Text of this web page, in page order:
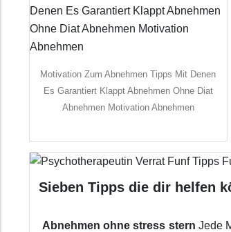
Motivation Zum Abnehmen Tipps Mit Denen
Es Garantiert Klappt Abnehmen Ohne Diat
Abnehmen Motivation Abnehmen
Sieben Tipps die dir helfen
Abnehmen ohne stress stern Jede